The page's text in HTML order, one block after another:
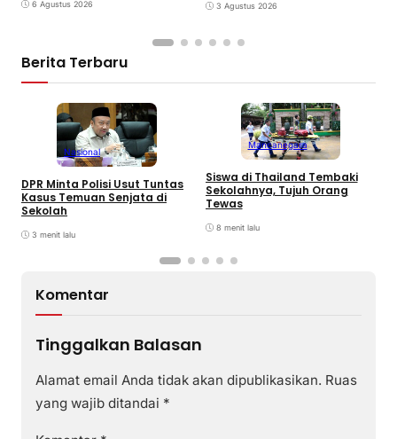
6 Agustus 2026 3 Agustus 2026
Berita Terbaru
Nasional
DPR Minta Polisi Usut Tuntas
Kasus Temuan Senjata di
Sekolah
3 menit lalu
Mancanegara
Siswa di Thailand Tembaki
Sekolahnya, Tujuh Orang
Tewas
8 menit lalu
Komentar
Tinggalkan Balasan
Alamat email Anda tidak akan dipublikasikan. Ruas
yang wajib ditandai *